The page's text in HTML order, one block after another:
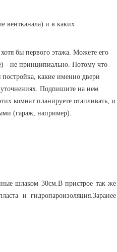
вентканала) и в каких
бы первого этажа. Можете его
- не принципиально. Потому что
постройка, какие именно двери
Подпишите на нем
комнат планируете отапливать, и
(гараж, например).
шлаком 30см.В пристрое так же
и гидропароизоляция.Заранее